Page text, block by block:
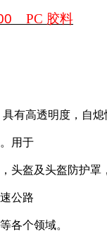
PC 胶料
具有高透明度，自
用于
头盔及头盔防护罩
公路
各个领域。